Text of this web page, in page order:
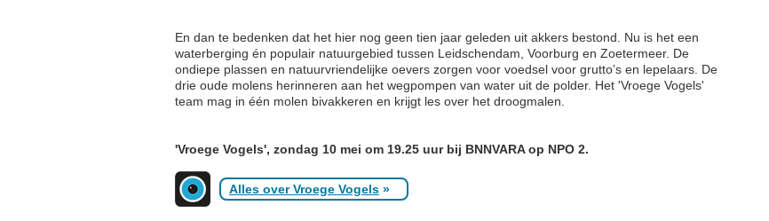
En dan te bedenken dat het hier nog geen tien jaar geleden uit akkers bestond. Nu is het een
waterberging én populair natuurgebied tussen Leidschendam, Voorburg en Zoetermeer. De
ondiepe plassen en natuurvriendelijke oevers zorgen voor voedsel voor grutto’s en lepelaars. De
drie oude molens herinneren aan het wegpompen van water uit de polder. Het 'Vroege Vogels'
team mag in één molen bivakkeren en krijgt les over het droogmalen.
'Vroege Vogels', zondag 10 mei om 19.25 uur bij BNNVARA op NPO 2.
Alles over Vroege Vogels »